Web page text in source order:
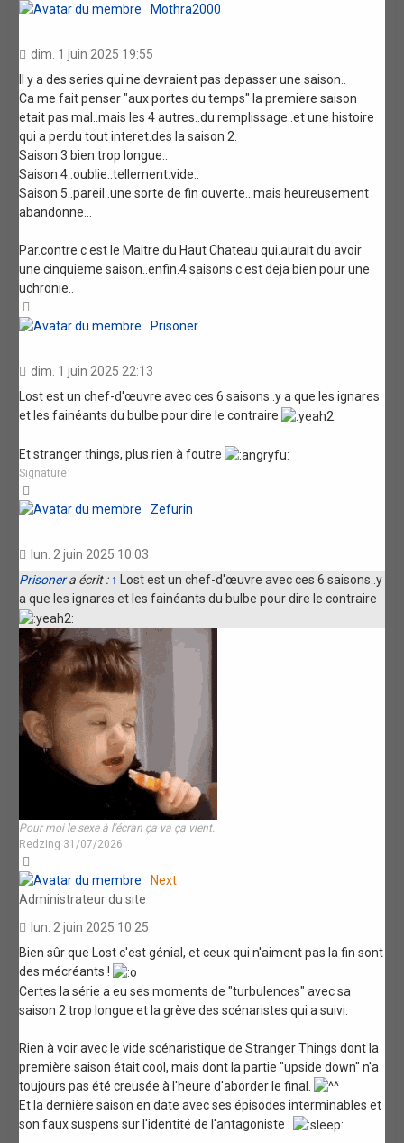
Mothra2000
dim. 1 juin 2025 19:55
Il y a des series qui ne devraient pas depasser une saison..
Ca me fait penser "aux portes du temps" la premiere saison
etait pas mal..mais les 4 autres..du remplissage..et une histoire
qui a perdu tout interet.des la saison 2.
Saison 3 bien.trop longue..
Saison 4..oublie..tellement.vide..
Saison 5..pareil..une sorte de fin ouverte...mais heureusement
abandonne...
Par.contre c est le Maitre du Haut Chateau qui.aurait du avoir
une cinquieme saison..enfin.4 saisons c est deja bien pour une
uchronie..
Prisoner
dim. 1 juin 2025 22:13
Lost est un chef-d'œuvre avec ces 6 saisons..y a que les ignares
et les fainéants du bulbe pour dire le contraire
Et stranger things, plus rien à foutre
Signature
Zefurin
lun. 2 juin 2025 10:03
Prisonera écrit : ↑
Lost est un chef-d'œuvre avec ces 6 saisons..y
a que les ignares et les fainéants du bulbe pour dire le contraire
Pour moi le sexe à l'écran ça va ça vient.
Redzing 31/07/2026
Next
Administrateur du site
lun. 2 juin 2025 10:25
Bien sûr que Lost c'est génial, et ceux qui n'aiment pas la fin sont
des mécréants !
Certes la série a eu ses moments de "turbulences" avec sa
saison 2 trop longue et la grève des scénaristes qui a suivi.
Rien à voir avec le vide scénaristique de Stranger Things dont la
première saison était cool, mais dont la partie "upside down" n'a
toujours pas été creusée à l'heure d'aborder le final.
Et la dernière saison en date avec ses épisodes interminables et
son faux suspens sur l'identité de l'antagoniste :